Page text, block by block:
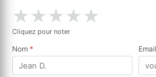
★★★★★
Cliquez pour noter
Nom * Email